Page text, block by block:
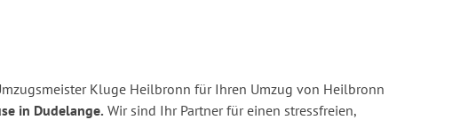
Kluge Heilbronn für Ihren Umzug von Heilbronn
in Dudelange. Wir sind Ihr Partner für einen stressfreien,